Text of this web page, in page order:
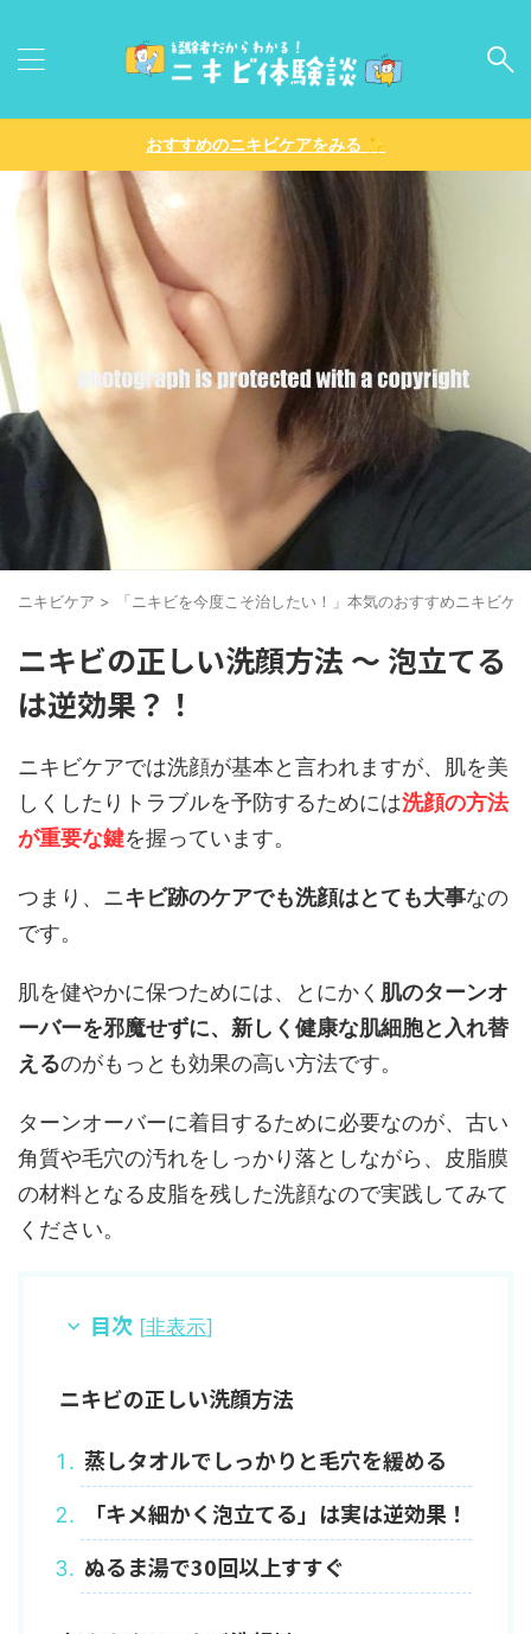
おすすめのニキビケアをみる ✨
ニキビケア > 「ニキビを今度こそ治したい！」本気のおすすめニキビケア
ニキビの正しい洗顔方法 ～ 泡立てる
は逆効果？！
ニキビケアでは洗顔が基本と言われますが、肌を美
しくしたりトラブルを予防するためには洗顔の方法
が重要な鍵を握っています。
つまり、ニキビ跡のケアでも洗顔はとても大事なの
です。
肌を健やかに保つためには、とにかく 肌のターンオ
ーバーを邪魔せずに、新しく健康な肌細胞と入れ替
えるのがもっとも効果の高い方法です。
ターンオーバーに着目するために必要なのが、古い
角質や毛穴の汚れをしっかり落としながら、皮脂膜
の材料となる皮脂を残した洗顔なので実践してみて
ください。
目次 [非表示]
ニキビの正しい洗顔方法
蒸しタオルでしっかりと毛穴を緩める
「キメ細かく泡立てる」は実は逆効果！
ぬるま湯で30回以上すすぐ